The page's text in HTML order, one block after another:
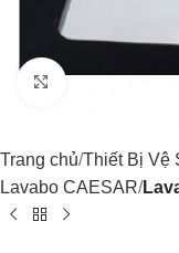
Trang chủ Thiết Bị Vệ
Lavabo CAESAR